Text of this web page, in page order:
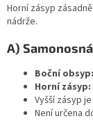
Horní zásyp
nádrže.
A)
Boční obsyp:
Horní zásyp:
Vyšší zásyp
Není určena